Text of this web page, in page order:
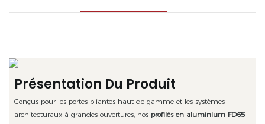
Présentation Du Produit
Conçus pour les portes pliantes haut de gamme et les systèmes
architecturaux à grandes ouvertures, nos profilés en aluminium FD65